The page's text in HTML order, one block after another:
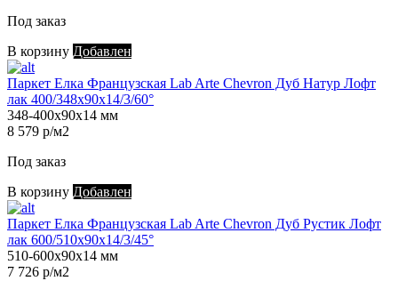
Под заказ
В корзину Добавлен
Паркет Елка Французская Lab Arte Chevron Дуб Натур Лофт
лак 400/348х90х14/3/60°
348-400х90х14 мм
8 579 р/м2
Под заказ
В корзину Добавлен
Паркет Елка Французская Lab Arte Chevron Дуб Рустик Лофт
лак 600/510х90х14/3/45°
510-600х90х14 мм
7 726 р/м2